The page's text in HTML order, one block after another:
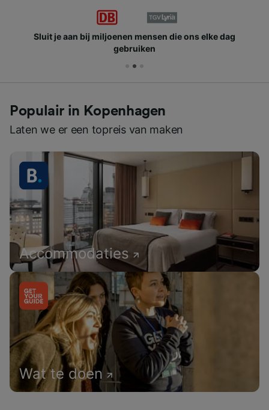
Sluit je aan bij miljoenen mensen die ons elke dag
gebruiken
Populair in Kopenhagen
Laten we er een topreis van maken
Accommodaties
Wat te doen